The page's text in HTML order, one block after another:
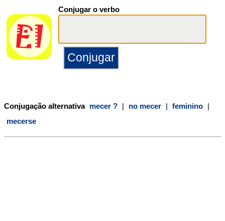
Conjugar o verbo
Conjugação alternativa mecer ? | no mecer | feminino |
mecerse